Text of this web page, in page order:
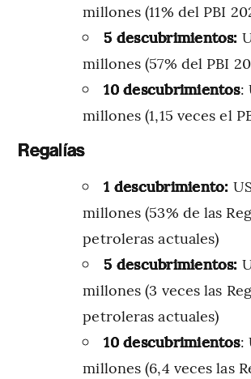
millones (11% del PBI
5 descubrimientos:
millones (57% del PBI
10 descubrimientos:
millones (1,15 veces el
Regalías
1 descubrimiento:
millones (53% de las
petroleras actuales)
5 descubrimientos:
millones (3 veces las
petroleras actuales)
10 descubrimientos:
millones (6,4 veces las